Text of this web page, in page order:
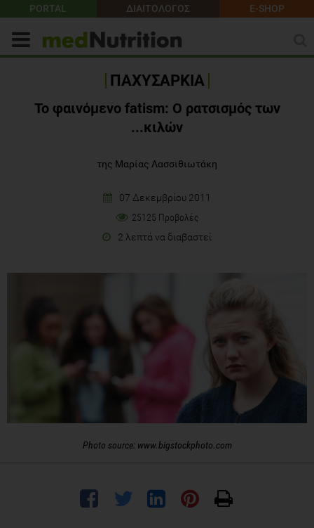
PORTAL ΔΙΑΙΤΟΛΟΓΟΣ E-SHOP
ΠΑΧΥΣΑΡΚΙΑ
Το φαινόμενο fatism: Ο ρατσισμός των
...κιλών
της Μαρίας Λασσιθιωτάκη
07 Δεκεμβρίου 2011
25125 Προβολές
2 λεπτά να διαβαστεί
Photo source: www.bigstockphoto.com